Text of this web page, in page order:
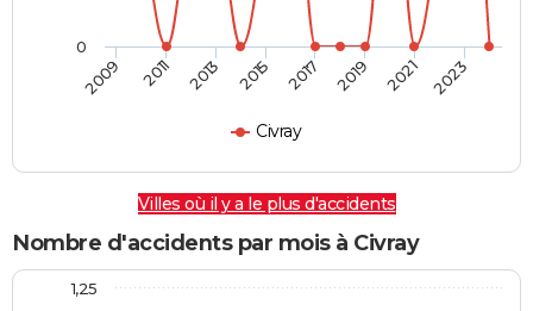
Civray
2009 2011 2013 2015 2017 2019 2021 2023
0
Villes où il y a le plus d'accidents
Nombre d'accidents par mois à Civray
1,25